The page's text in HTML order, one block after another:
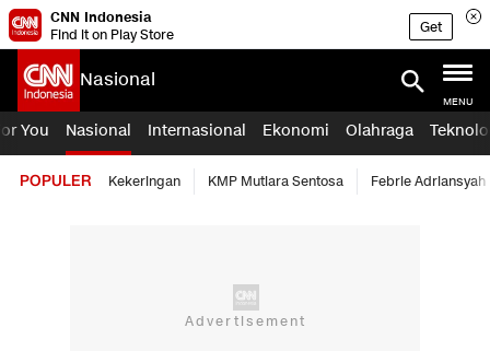
CNN Indonesia
Find it on Play Store
Get
Nasional
MENU
You Nasional Internasional Ekonomi Olahraga
POPULER Kekeringan KMP Mutiara Sentosa Febrie Adriansyah